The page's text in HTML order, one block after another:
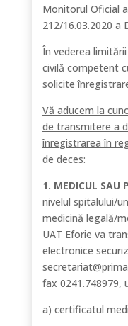
Monitorul Oficial
212/16.03.2020 a
În vederea
civilă competent
solicite
Vă aducem la
de transmitere a
înregistrarea în
de deces:
1. MEDICUL SAU
nivelul spitalului/
medicină legală/
UAT Eforie va
electronice
fax 0241.748979,
a) certificatul